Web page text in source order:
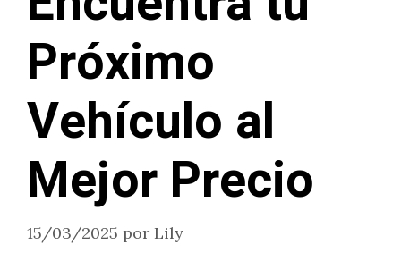
Próximo
Vehículo al
Mejor Precio
15/03/2025 por Lily